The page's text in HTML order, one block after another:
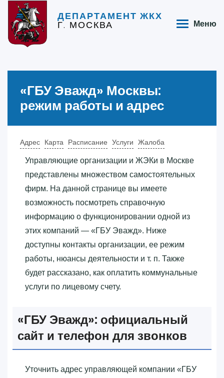
ДЕПАРТАМЕНТ ЖКХ
Г. МОСКВА Меню
«‎ГБУ Эважд»‎ Москвы:
режим работы и адрес
Адрес Карта Расписание Услуги Жалоба
Управляющие организации и ЖЭКи в Москве
представлены множеством самостоятельных
фирм. На данной странице вы имеете
возможность посмотреть справочную
информацию о функционировании одной из
этих компаний — «‎ГБУ Эважд»‎. Ниже
доступны контакты организации, ее режим
работы, нюансы деятельности и т. п. Также
будет рассказано, как оплатить коммунальные
услуги по лицевому счету.
«‎ГБУ Эважд»‎: официальный
сайт и телефон для звонков
Уточнить адрес управляющей компании «‎ГБУ